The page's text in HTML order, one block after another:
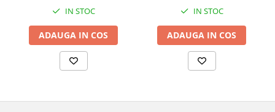
IN STOC
ADAUGA IN COS
IN STOC
ADAUGA IN COS